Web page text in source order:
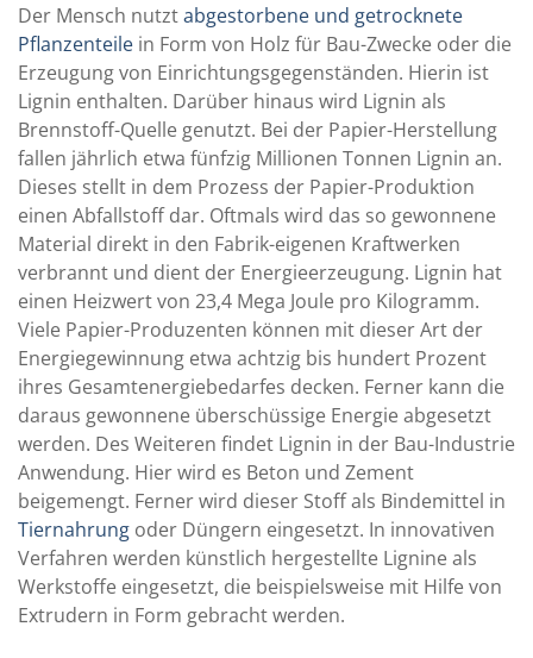
Der Mensch nutztabgestorbene und getrocknete
Pflanzenteile in Form von Holz für Bau-Zwecke oder die
Erzeugung von Einrichtungsgegenständen. Hierin ist
Lignin enthalten. Darüber hinaus wird Lignin als
Brennstoff-Quelle genutzt. Bei der Papier-Herstellung
fallen jährlich etwa fünfzig Millionen Tonnen Lignin an.
Dieses stellt in dem Prozess der Papier-Produktion
einen Abfallstoff dar. Oftmals wird das so gewonnene
Material direkt in den Fabrik-eigenen Kraftwerken
verbrannt und dient der Energieerzeugung. Lignin hat
einen Heizwert von 23,4 Mega Joule pro Kilogramm.
Viele Papier-Produzenten können mit dieser Art der
Energiegewinnung etwa achtzig bis hundert Prozent
ihres Gesamtenergiebedarfes decken. Ferner kann die
daraus gewonnene überschüssige Energie abgesetzt
werden. Des Weiteren findet Lignin in der Bau-Industrie
Anwendung. Hier wird es Beton und Zement
beigemengt. Ferner wird dieser Stoff als Bindemittel in
Tiernahrung oder Düngern eingesetzt. In innovativen
Verfahren werden künstlich hergestellte Lignine als
Werkstoffe eingesetzt, die beispielsweise mit Hilfe von
Extrudern in Form gebracht werden.